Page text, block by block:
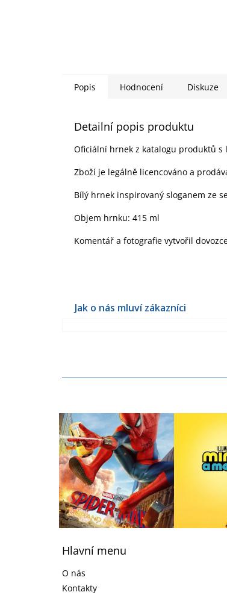
Popis Hodnocení Diskuze
Detailní popis produktu
Oficiální hrnek z katalogu produktů s
Zboží je legálně licencováno a
Bílý hrnek inspirovaný sloganem ze
Objem hrnku: 415 ml
Komentář a fotografie vytvořil
Hlavní menu
O nás
Kontakty